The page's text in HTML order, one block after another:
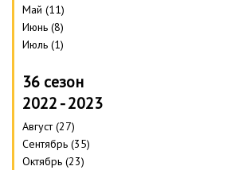
Май (11)
Июнь (8)
Июль (1)
36 сезон
2022 - 2023
Август (27)
Сентябрь (35)
Октябрь (23)